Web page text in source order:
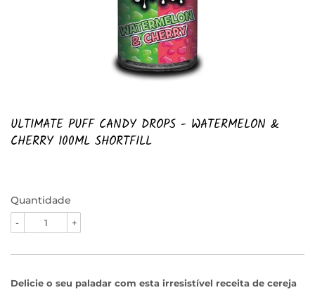
ULTIMATE PUFF CANDY DROPS - WATERMELON &
CHERRY 100ML SHORTFILL
Quantidade
+
-
Delicie o seu paladar com esta irresistível receita de cereja